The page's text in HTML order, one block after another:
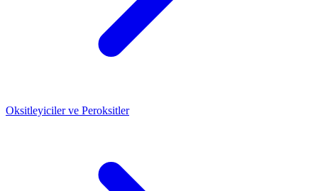
Oksitleyiciler ve Peroksitler